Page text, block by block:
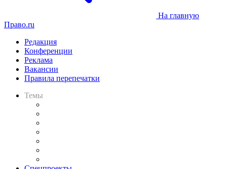
На главную
Право.ru
Редакция
Конференции
Реклама
Вакансии
Правила перепечатки
Темы